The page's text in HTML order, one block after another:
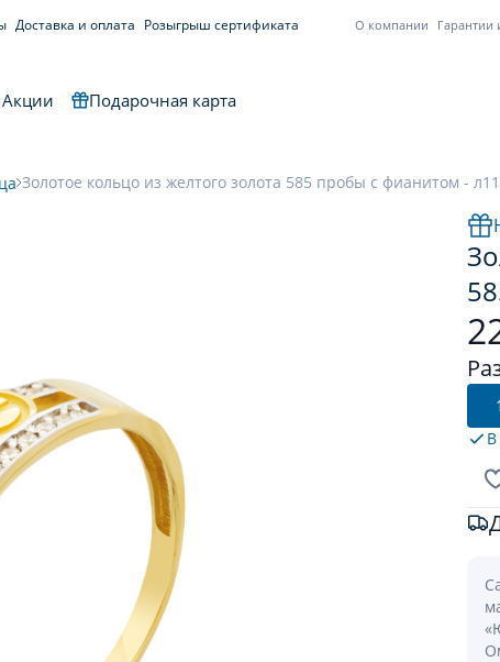
Доставка и оплата Розыгрыш сертификата О компании Гарантии
Акции Подарочная карта
Золотое кольцо из желтого золота 585 пробы с фианитом -